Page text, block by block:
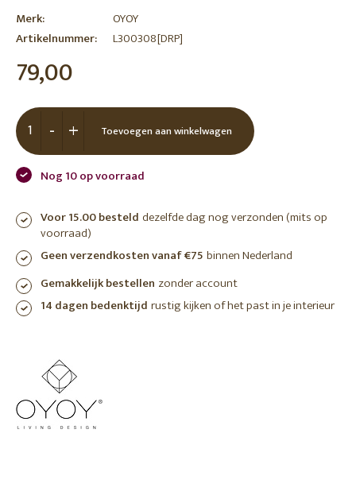
Merk:
OYOY
Artikelnummer:
L300308[DRP]
79,00
+
- Toevoegen aan winkelwagen
Nog 10 op voorraad
Voor 15.00 besteld dezelfde dag nog verzonden (mits op
voorraad)
Geen verzendkosten vanaf €75 binnen Nederland
Gemakkelijk bestellen zonder account
14 dagen bedenktijd rustig kijken of het past in je interieur